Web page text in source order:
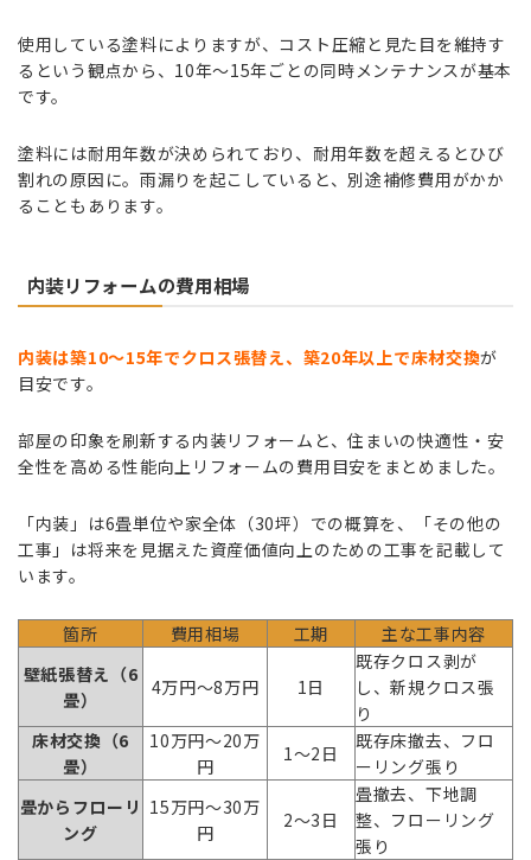
使用している塗料によりますが、コスト圧縮と見た目を維持す
るという観点から、10年〜15年ごとの同時メンテナンスが基本
です。
塗料には耐用年数が決められており、耐用年数を超えるとひび
割れの原因に。雨漏りを起こしていると、別途補修費用がかか
ることもあります。
内装リフォームの費用相場
内装は築10〜15年でクロス張替え、築20年以上で床材交換が
目安です。
部屋の印象を刷新する内装リフォームと、住まいの快適性・安
全性を高める性能向上リフォームの費用目安をまとめました。
「内装」は6畳単位や家全体（30坪）での概算を、「その他の
工事」は将来を見据えた資産価値向上のための工事を記載して
います。
箇所 費用相場 工期
主な工事内容
壁紙張替え（6
畳）
4万円〜8万円 1日
既存クロス剥が
し、新規クロス張
り
床材交換（6
畳）
10万円〜20万
円
1〜2日
既存床撤去、フロ
ーリング張り
畳からフローリ
ング
15万円〜30万
円
2〜3日
畳撤去、下地調
整、フローリング
張り